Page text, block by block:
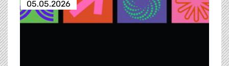
05.05.2026